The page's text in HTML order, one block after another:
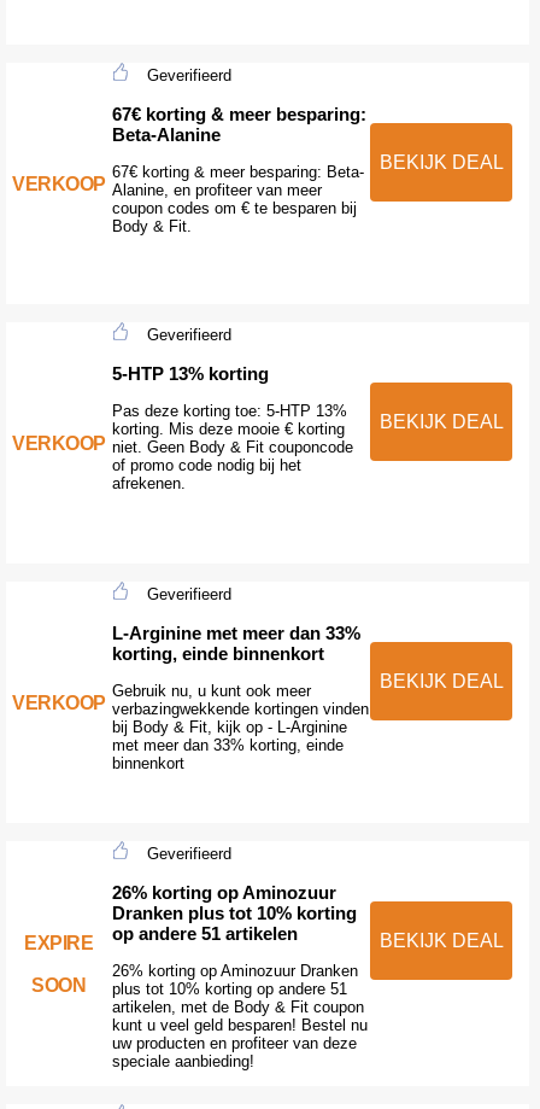
VERKOOP
Geverifieerd
67€ korting & meer besparing:
Beta-Alanine
67€ korting & meer besparing: Beta-
Alanine, en profiteer van meer
coupon codes om € te besparen bij
Body & Fit.
BEKIJK DEAL
VERKOOP
Geverifieerd
5-HTP 13% korting
Pas deze korting toe: 5-HTP 13%
korting. Mis deze mooie € korting
niet. Geen Body & Fit couponcode
of promo code nodig bij het
afrekenen.
BEKIJK DEAL
VERKOOP
Geverifieerd
L-Arginine met meer dan 33%
korting, einde binnenkort
Gebruik nu, u kunt ook meer
verbazingwekkende kortingen vinden
bij Body & Fit, kijk op - L-Arginine
met meer dan 33% korting, einde
binnenkort
BEKIJK DEAL
EXPIRE
SOON
Geverifieerd
26% korting op Aminozuur
Dranken plus tot 10% korting
op andere 51 artikelen
26% korting op Aminozuur Dranken
plus tot 10% korting op andere 51
artikelen, met de Body & Fit coupon
kunt u veel geld besparen! Bestel nu
uw producten en profiteer van deze
speciale aanbieding!
BEKIJK DEAL